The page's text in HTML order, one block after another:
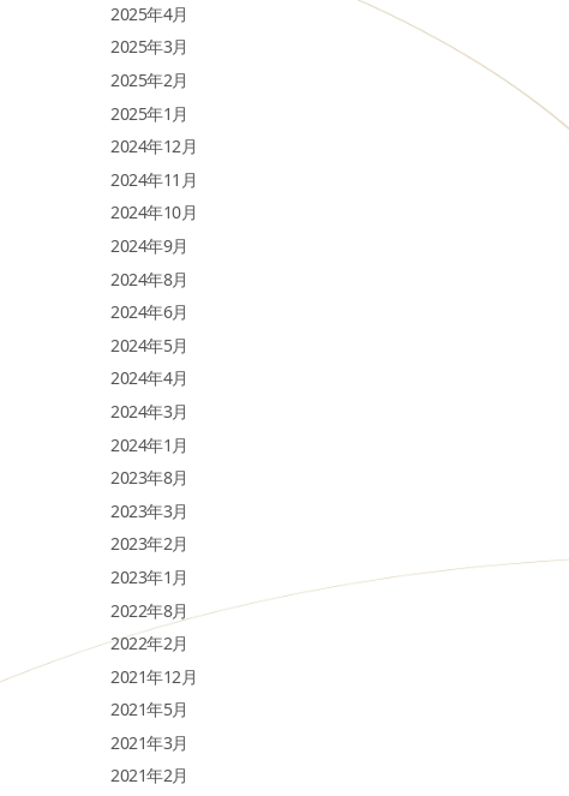
2025年4月
2025年3月
2025年2月
2025年1月
2024年12月
2024年11月
2024年10月
2024年9月
2024年8月
2024年6月
2024年5月
2024年4月
2024年3月
2024年1月
2023年8月
2023年3月
2023年2月
2023年1月
2022年8月
2022年2月
2021年12月
2021年5月
2021年3月
2021年2月